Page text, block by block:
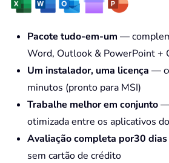
Pacote tudo-em-um —
Word, Outlook & PowerPoint +
Um instalador, uma licença —
minutos (pronto para MSI)
Trabalhe melhor em conjunto—
otimizada entre os aplicativos
Avaliação completa por30 dias
sem cartão de crédito